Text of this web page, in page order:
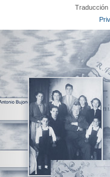
Traducción